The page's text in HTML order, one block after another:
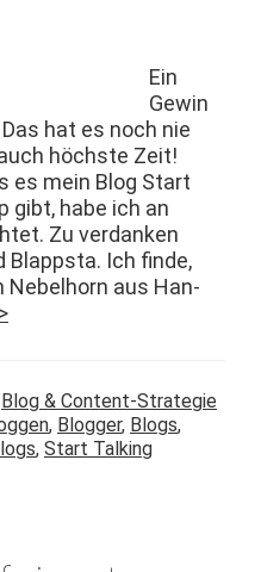
Ein
Gewin
hat es noch nie
höch­ste Zeit!
es mein Blog Start
gibt, habe ich an
Zu ver­danken
Blapp­s­ta. Ich finde,
Nebel­horn aus Han­
Blog & Content-Strategie
, Blogger, Blogs,
, Start Talking